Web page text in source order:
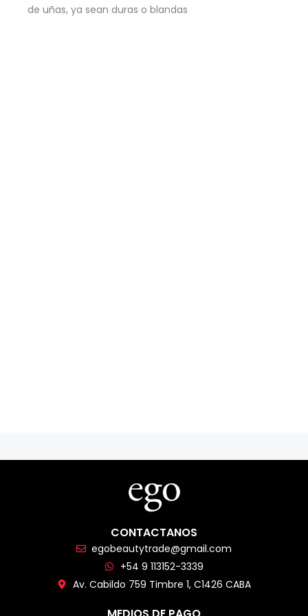
de uñas, ya sean duras o blandas
CONTACTANOS
egobeautytrade@gmail.com
+54 9 113152-3339
Av. Cabildo 759 Timbre 1, C1426 CABA